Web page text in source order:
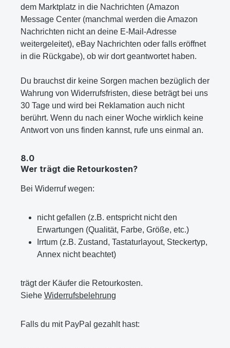
dem Marktplatz in die Nachrichten (Amazon
Message Center (manchmal werden die Amazon
Nachrichten nicht an deine E-Mail-Adresse
weitergeleitet), eBay Nachrichten oder falls eröffnet
in die Rückgabe), ob wir dort geantwortet haben.
Du brauchst dir keine Sorgen machen bezüglich der
Wahrung von Widerrufsfristen, diese beträgt bei uns
30 Tage und wird bei Reklamation auch nicht
berührt. Wenn du nach einer Woche wirklich keine
Antwort von uns finden kannst, rufe uns einmal an.
8.0
Wer trägt die Retourkosten?
Bei Widerruf wegen:
nicht gefallen (z.B. entspricht nicht den
Erwartungen (Qualität, Farbe, Größe, etc.)
Irrtum (z.B. Zustand, Tastaturlayout, Steckertyp,
Annex nicht beachtet)
trägt der Käufer die Retourkosten.
Siehe Widerrufsbelehrung
Falls du mit PayPal gezahlt hast: